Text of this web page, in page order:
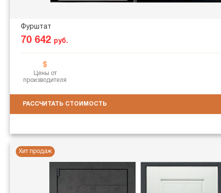
Фурштат
70 642 руб.
Цены от
производителя
РАССЧИТАТЬ СТОИМОСТЬ
Хит продаж